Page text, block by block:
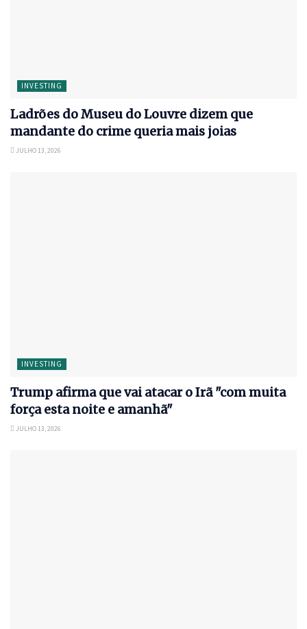
INVESTING
Ladrões do Museu do Louvre dizem que
mandante do crime queria mais joias
JULHO 13, 2026
INVESTING
Trump afirma que vai atacar o Irã "com muita
força esta noite e amanhã"
JULHO 13, 2026